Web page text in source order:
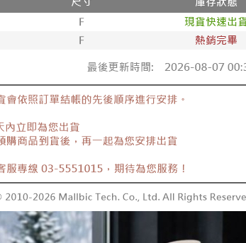
【宇迅國際】限一般住址，不支援智能櫃